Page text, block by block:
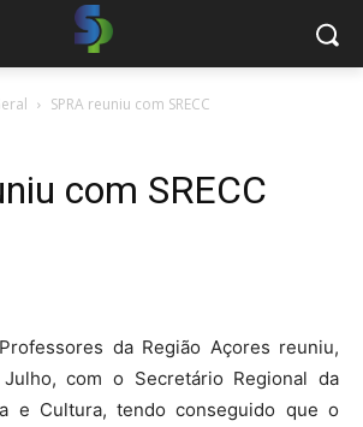
SPRA reuniu com SRECC
com SRECC
da Região Açores reuniu,
com o Secretário Regional da
e Cultura, tendo conseguido que o